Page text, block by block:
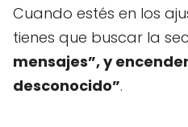
Cuando estés en los
tienes que buscar la
mensajes”, y
desconocido”.